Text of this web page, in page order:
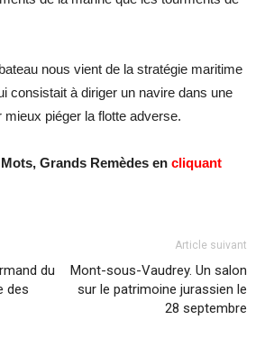
nous vient de la stratégie maritime
consistait à diriger un navire dans une
piéger la flotte adverse.
Grands Remèdes en cliquant
du
des
Article suivant
Mont-sous-Vaudrey. Un salon
sur le patrimoine jurassien le
28 septembre